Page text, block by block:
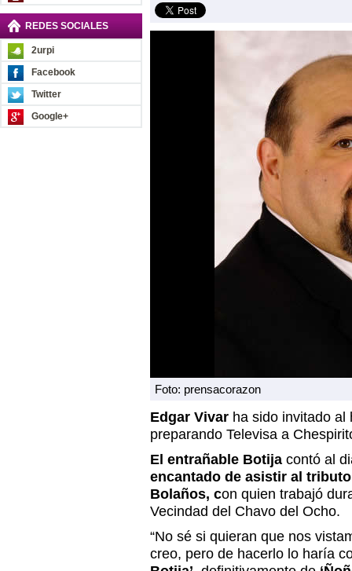
REDES SOCIALES
2urpi
Facebook
Twitter
Google+
Foto: prensacorazon
Edgar Vivar ha sido invitado al
preparando Televisa a
El entrañable Botija contó al
encantado de asistir al
Bolaños, con quien trabajó
Vecindad del Chavo del Ocho.
“No sé si quieran que nos
creo, pero de hacerlo lo haría